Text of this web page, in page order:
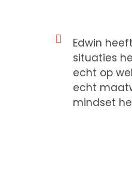
Edwin
situaties
echt op
echt
mindset